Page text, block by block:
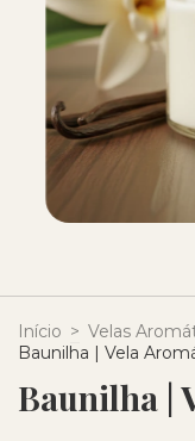
Início > Velas
Baunilha | Vela
Baunilha |